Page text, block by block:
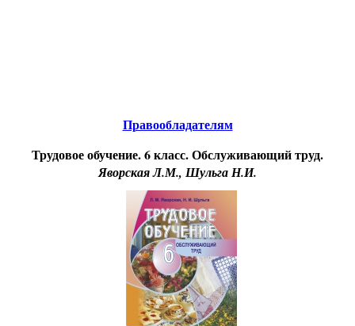
Правообладателям
Трудовое обучение. 6 класс. Обслуживающий труд.
Яворская Л.М., Шульга Н.И.